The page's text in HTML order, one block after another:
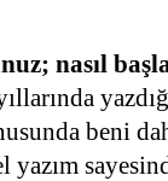
nasıl
beni